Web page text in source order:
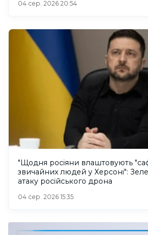
04 сер. 2026 20:54
"Щодня росіяни влаштовують
звичайних людей у Херсоні":
атаку російського дрона
04 сер. 2026 15:35